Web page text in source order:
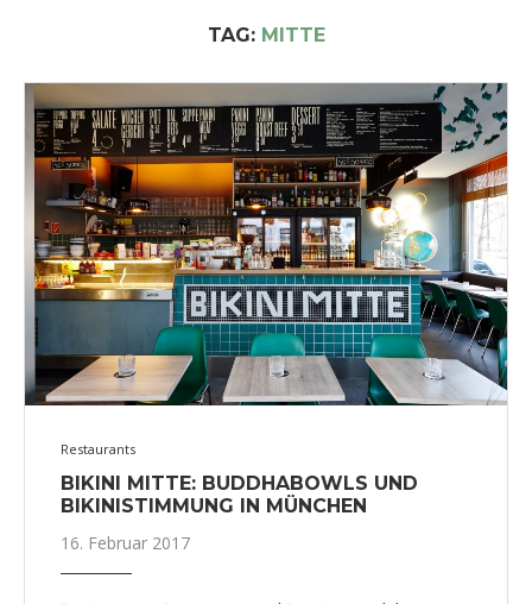
TAG: MITTE
Restaurants
BIKINI MITTE: BUDDHABOWLS UND
BIKINISTIMMUNG IN MÜNCHEN
16. Februar 2017